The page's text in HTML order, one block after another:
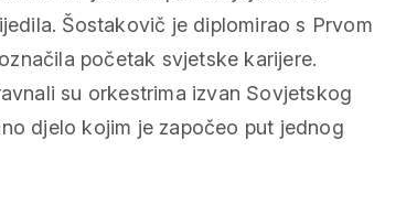
Šostakovič je diplomirao s Prvom
početak svjetske karijere.
su orkestrima izvan Sovjetskog
djelo kojim je započeo put jednog